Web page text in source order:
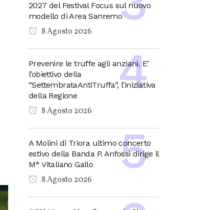
2027 del Festival Focus sul nuovo
modello di Area Sanremo
8 Agosto 2026
Prevenire le truffe agli anziani. E’
l’obiettivo della
“SettembrataAntiTruffa”, l’iniziativa
della Regione
8 Agosto 2026
A Molini di Triora ultimo concerto
estivo della Banda P. Anfossi dirige il
M* Vitaliano Gallo
8 Agosto 2026